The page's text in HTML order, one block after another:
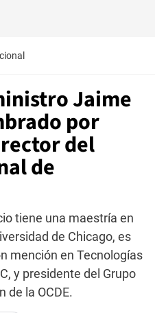
Jaime
por
del
de
tiene una maestría en
de Chicago, es
mención en Tecnologías
y presidente del Grupo
de la OCDE.